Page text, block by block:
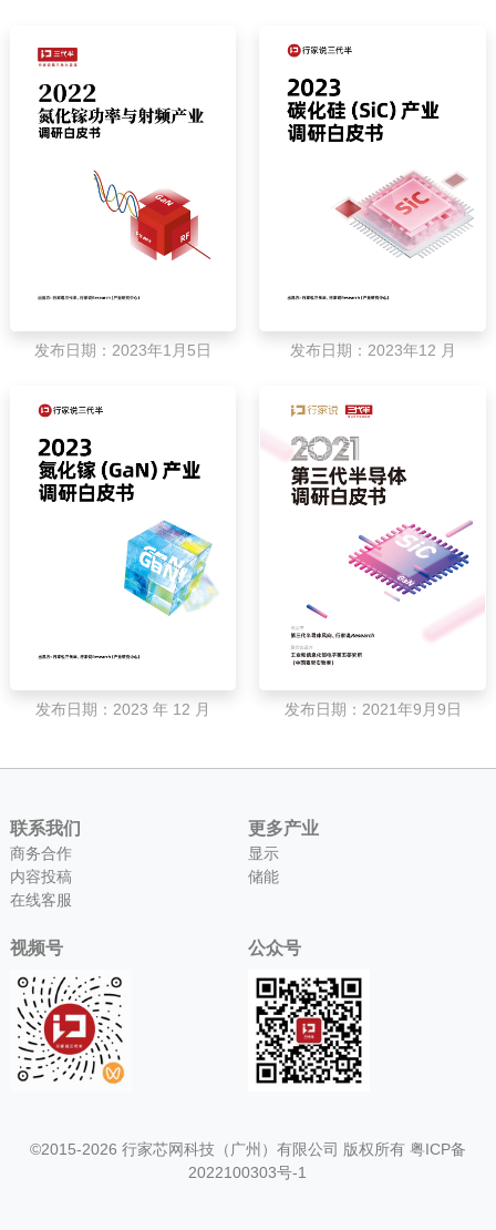
发布日期：2023年1月5日 发布日期：2023年12 月
发布日期：2023 年 12 月 发布日期：2021年9月9日
联系我们
商务合作
内容投稿
在线客服
更多产业
显示
储能
视频号 公众号
©2015-2026 行家芯网科技（广州）有限公司 版权所有 粤ICP备
2022100303号-1